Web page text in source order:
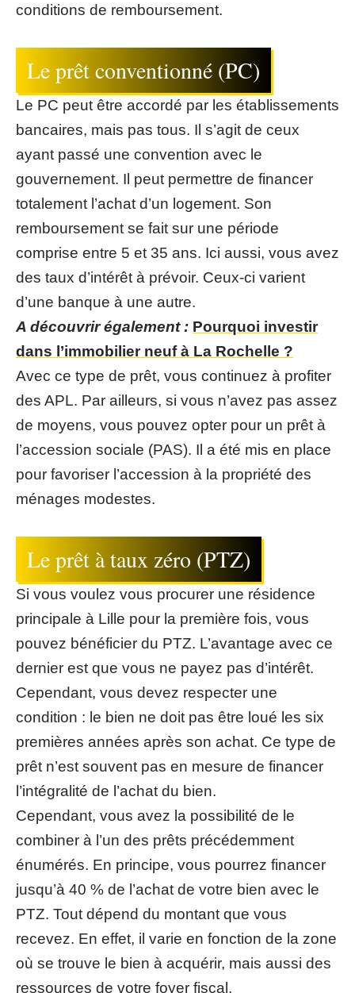
conditions de remboursement.
Le prêt conventionné (PC)
Le PC peut être accordé par les établissements
bancaires, mais pas tous. Il s’agit de ceux
ayant passé une convention avec le
gouvernement. Il peut permettre de financer
totalement l’achat d’un logement. Son
remboursement se fait sur une période
comprise entre 5 et 35 ans. Ici aussi, vous avez
des taux d’intérêt à prévoir. Ceux-ci varient
d’une banque à une autre.
A découvrir également : Pourquoi investir
dans l’immobilier neuf à La Rochelle ?
Avec ce type de prêt, vous continuez à profiter
des APL. Par ailleurs, si vous n’avez pas assez
de moyens, vous pouvez opter pour un prêt à
l’accession sociale (PAS). Il a été mis en place
pour favoriser l’accession à la propriété des
ménages modestes.
Le prêt à taux zéro (PTZ)
Si vous voulez vous procurer une résidence
principale à Lille pour la première fois, vous
pouvez bénéficier du PTZ. L’avantage avec ce
dernier est que vous ne payez pas d’intérêt.
Cependant, vous devez respecter une
condition : le bien ne doit pas être loué les six
premières années après son achat. Ce type de
prêt n’est souvent pas en mesure de financer
l’intégralité de l’achat du bien.
Cependant, vous avez la possibilité de le
combiner à l’un des prêts précédemment
énumérés. En principe, vous pourrez financer
jusqu’à 40 % de l’achat de votre bien avec le
PTZ. Tout dépend du montant que vous
recevez. En effet, il varie en fonction de la zone
où se trouve le bien à acquérir, mais aussi des
ressources de votre foyer fiscal.